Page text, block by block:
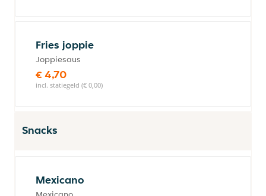
Fries joppie
Joppiesaus
€ 4,70
incl. statiegeld (€ 0,00)
Snacks
Mexicano